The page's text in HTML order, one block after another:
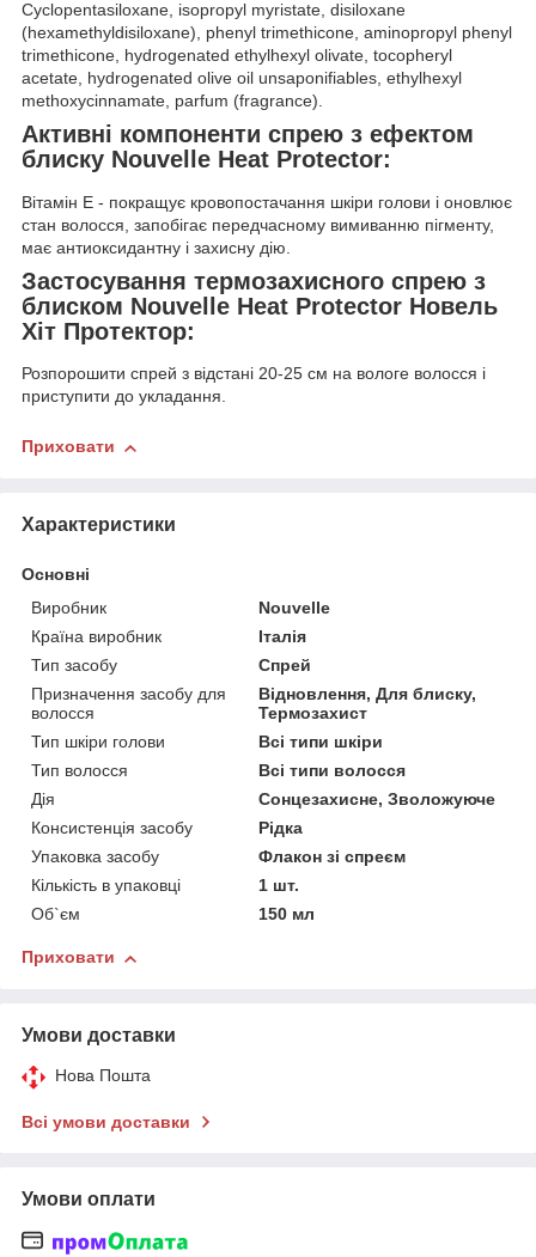
Cyclopentasiloxane, isopropyl myristate, disiloxane
(hexamethyldisiloxane), phenyl trimethicone, aminopropyl phenyl
trimethicone, hydrogenated ethylhexyl olivate, tocopheryl
acetate, hydrogenated olive oil unsaponifiables, ethylhexyl
methoxycinnamate, parfum (fragrance).
Активні компоненти спрею з ефектом
блиску Nouvelle Heat Protector:
Вітамін Е - покращує кровопостачання шкіри голови і оновлює
стан волосся, запобігає передчасному вимиванню пігменту,
має антиоксидантну і захисну дію.
Застосування термозахисного спрею з
блиском Nouvelle Heat Protector Новель
Хіт Протектор:
Розпорошити спрей з відстані 20-25 см на вологе волосся і
приступити до укладання.
Приховати
Характеристики
Основні
Виробник
Nouvelle
Країна виробник
Італія
Тип засобу
Спрей
Призначення засобу для
волосся
Відновлення, Для блиску,
Термозахист
Тип шкіри голови
Всі типи шкіри
Тип волосся
Всі типи волосся
Дія
Сонцезахисне, Зволожуюче
Консистенція засобу
Рідка
Упаковка засобу
Флакон зі спреєм
Кількість в упаковці
1 шт.
Об`єм
150 мл
Приховати
Умови доставки
Нова Пошта
Всі умови доставки
Умови оплати